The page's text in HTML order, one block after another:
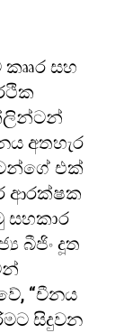
කෲර සහ
අතහැර
එක්
ආරක්ෂක
සහකාර
බීජිං දූත
“චීනය
සිදුවන